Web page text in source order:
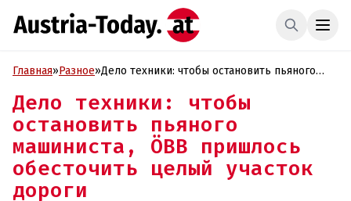
Главная»Разное»Дело техники: чтобы остановить пьяного
целый участок дороги
Дело техники: чтобы
остановить пьяного
машиниста, ÖBB пришлось
обесточить целый участок
дороги